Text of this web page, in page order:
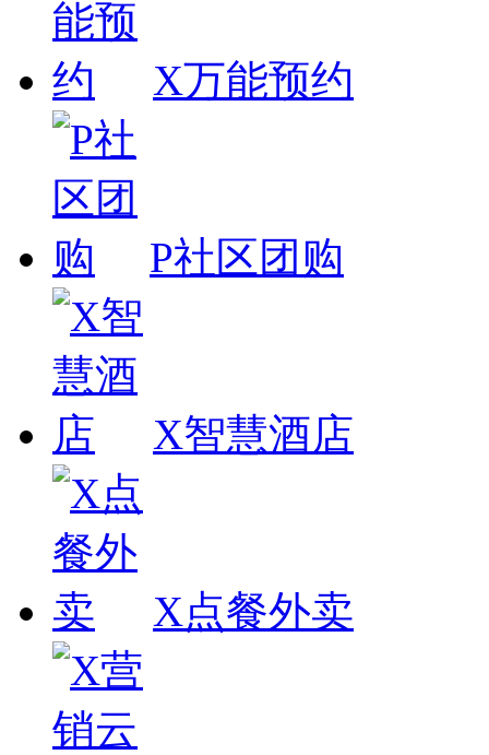
X万能预约
P社区团购
X智慧酒店
X点餐外卖